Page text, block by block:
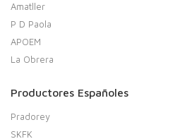
Amatller
P D Paola
APOEM
La Obrera
Productores Españoles
Pradorey
SKFK